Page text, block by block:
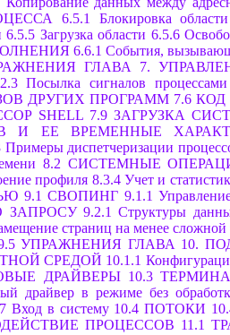
6.5.1 Блокировка
6.5.5 Загрузка области 6.5.6
6.6.1 События,
ГЛАВА 7.
Посылка сигналов процессами
ДРУГИХ ПРОГРАММ 7.6
SHELL 7.9 ЗАГРУЗКА
И ЕЕ ВРЕМЕННЫЕ
Примеры диспетчеризации
8.2 СИСТЕМНЫЕ
профиля 8.3.4 Учет и
9.1 СВОПИНГ 9.1.1
ЗАПРОСУ 9.2.1 Структуры
страниц на менее сложной
УПРАЖНЕНИЯ ГЛАВА 10.
СРЕДОЙ 10.1.1
ДРАЙВЕРЫ 10.3
драйвер в режиме без
Вход в систему 10.4 ПОТОКИ
ПРОЦЕССОВ 11.1